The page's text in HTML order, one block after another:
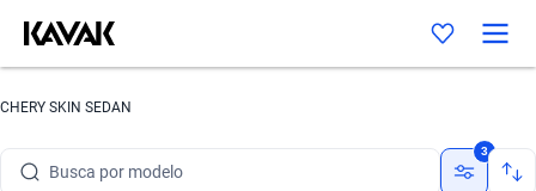
CHERY SKIN SEDAN
Busca por modelo
3